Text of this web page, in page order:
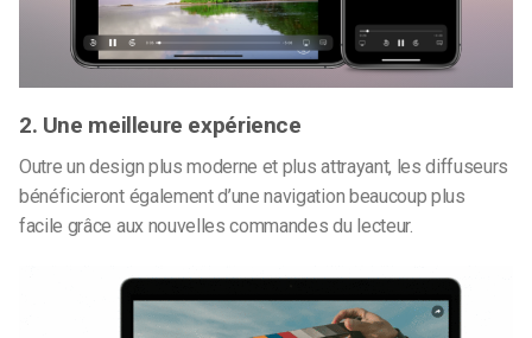
2. Une meilleure expérience
Outre un design plus moderne et plus attrayant, les diffuseurs
bénéficieront également d’une navigation beaucoup plus
facile grâce aux nouvelles commandes du lecteur.